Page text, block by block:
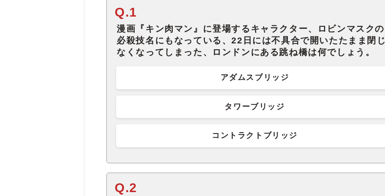
Q.1
漫画『キン肉マン』に登場するキャラクター、ロビンマスクの
必殺技名にもなっている、22日には不具合で開いたたまま閉じ
なくなってしまった、ロンドンにある跳ね橋は何でしょう。
アダムスブリッジ
タワーブリッジ
コントラクトブリッジ
Q.2